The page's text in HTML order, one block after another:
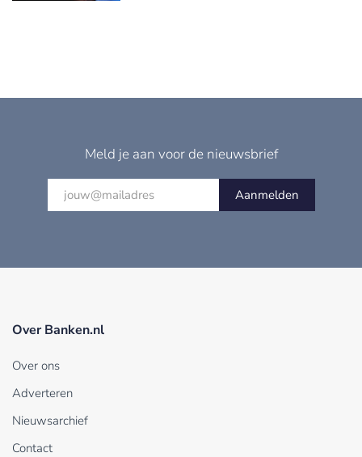
Meld je aan voor de nieuwsbrief
Aanmelden
Over Banken.nl
Over ons
Adverteren
Nieuwsarchief
Contact